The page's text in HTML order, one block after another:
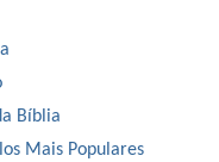
Bíblia
Mais Populares